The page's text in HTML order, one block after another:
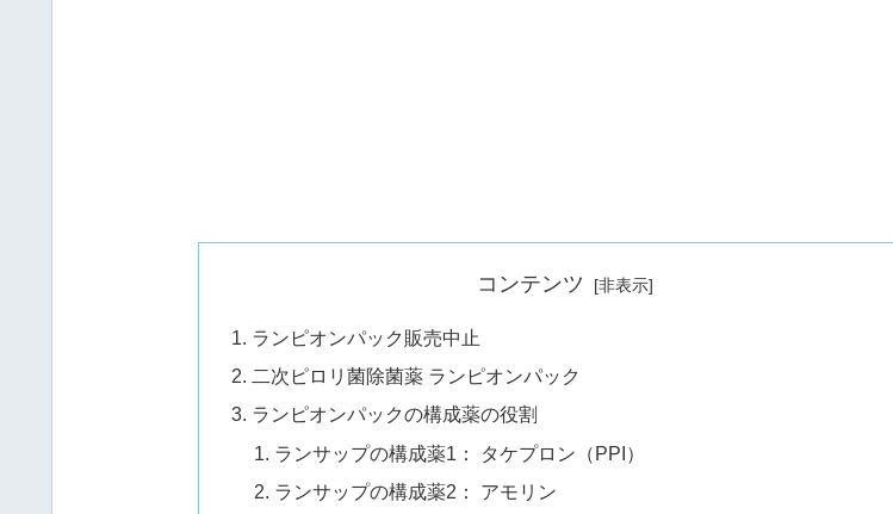
コンテンツ
ランピオンパック販売中止
二次ピロリ菌除菌薬 ランピオンパック
ランピオンパックの構成薬の役割
ランサップの構成薬1： タケプロン（PPI）
ランサップの構成薬2： アモリン